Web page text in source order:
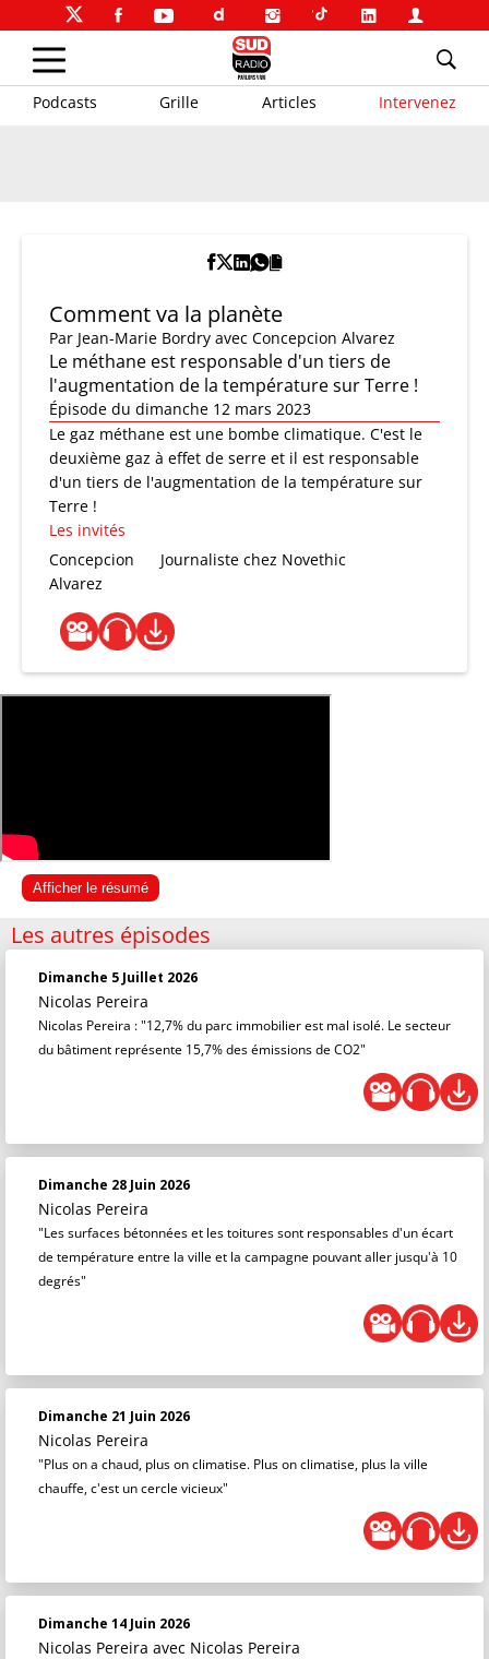
Podcasts Grille Articles Intervenez
Comment va la planète
Par Jean-Marie Bordry avec Concepcion Alvarez
Le méthane est responsable d'un tiers de
l'augmentation de la température sur Terre !
Épisode du dimanche 12 mars 2023
Le gaz méthane est une bombe climatique. C'est le
deuxième gaz à effet de serre et il est responsable
d'un tiers de l'augmentation de la température sur
Terre !
Les invités
Concepcion
Alvarez
Journaliste chez Novethic
Afficher le résumé
Les autres épisodes
Dimanche 5 Juillet 2026
Nicolas Pereira
Nicolas Pereira : "12,7% du parc immobilier est mal isolé. Le secteur
du bâtiment représente 15,7% des émissions de CO2"
Dimanche 28 Juin 2026
Nicolas Pereira
"Les surfaces bétonnées et les toitures sont responsables d'un écart
de température entre la ville et la campagne pouvant aller jusqu'à 10
degrés"
Dimanche 21 Juin 2026
Nicolas Pereira
"Plus on a chaud, plus on climatise. Plus on climatise, plus la ville
chauffe, c'est un cercle vicieux"
Dimanche 14 Juin 2026
Nicolas Pereira avec Nicolas Pereira